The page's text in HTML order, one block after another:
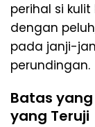
perihal si
dengan
pada janji-
perundingan.
Batas
yang Teruji